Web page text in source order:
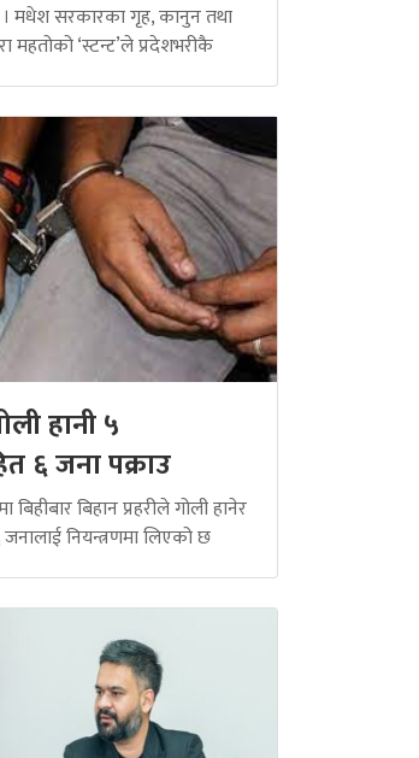
। मधेश सरकारका गृह, कानुन तथा
महतोको ‘स्टन्ट’ले प्रदेशभरीकै
हानी ५
६ जना पक्राउ
बिहीबार बिहान प्रहरीले गोली हानेर
नियन्त्रणमा लिएको छ